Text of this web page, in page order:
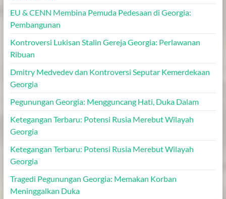
EU & CENN Membina Pemuda Pedesaan di Georgia:
Pembangunan
Kontroversi Lukisan Stalin Gereja Georgia: Perlawanan
Ribuan
Dmitry Medvedev dan Kontroversi Seputar Kemerdekaan
Georgia
Pegunungan Georgia: Mengguncang Hati, Duka Dalam
Ketegangan Terbaru: Potensi Rusia Merebut Wilayah
Georgia
Ketegangan Terbaru: Potensi Rusia Merebut Wilayah
Georgia
Tragedi Pegunungan Georgia: Memakan Korban
Meninggalkan Duka